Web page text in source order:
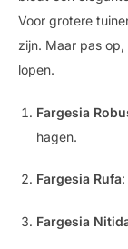
Voor grotere
zijn. Maar pas
lopen.
Fargesia
hagen.
Fargesia Rufa
Fargesia